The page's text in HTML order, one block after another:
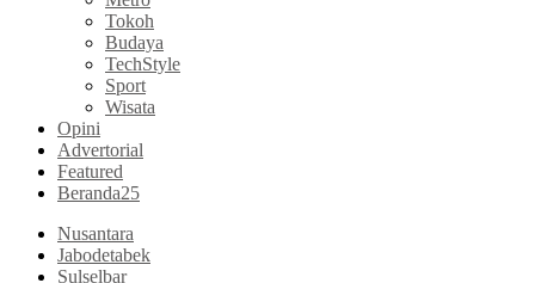
Tokoh
Budaya
TechStyle
Sport
Wisata
Opini
Advertorial
Featured
Beranda25
Nusantara
Jabodetabek
Sulselbar